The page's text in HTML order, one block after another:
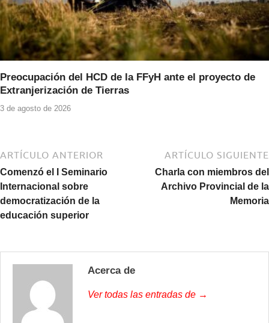
Preocupación del HCD de la FFyH ante el proyecto de
Extranjerización de Tierras
3 de agosto de 2026
ARTÍCULO ANTERIOR
Comenzó el I Seminario
Internacional sobre
democratización de la
educación superior
ARTÍCULO SIGUIENTE
Charla con miembros del
Archivo Provincial de la
Memoria
Acerca de
Ver todas las entradas de →